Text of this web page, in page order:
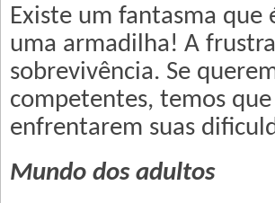
Existe um fantasma
uma armadilha! A
sobrevivência. Se
competentes, temos
enfrentarem suas
Mundo dos adultos